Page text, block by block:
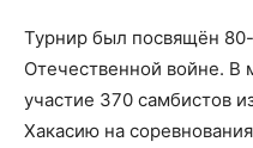
Турнир был посвящён
Отечественной войне. В
участие 370 самбистов
Хакасию на